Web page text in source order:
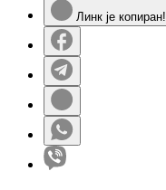
Линк је копиран!